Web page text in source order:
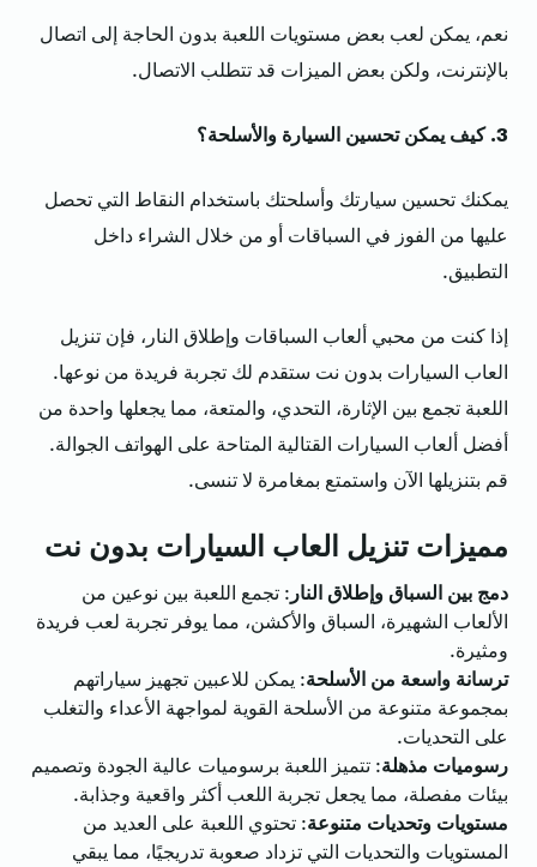
نعم، يمكن لعب بعض مستويات اللعبة بدون الحاجة إلى اتصال
بالإنترنت، ولكن بعض الميزات قد تتطلب الاتصال.
3. كيف يمكن تحسين السيارة والأسلحة؟
يمكنك تحسين سيارتك وأسلحتك باستخدام النقاط التي تحصل
عليها من الفوز في السباقات أو من خلال الشراء داخل
التطبيق.
إذا كنت من محبي ألعاب السباقات وإطلاق النار، فإن تنزيل
العاب السيارات بدون نت ستقدم لك تجربة فريدة من نوعها.
اللعبة تجمع بين الإثارة، التحدي، والمتعة، مما يجعلها واحدة من
أفضل ألعاب السيارات القتالية المتاحة على الهواتف الجوالة.
قم بتنزيلها الآن واستمتع بمغامرة لا تنسى.
مميزات تنزيل العاب السيارات بدون نت
دمج بين السباق وإطلاق النار : تجمع اللعبة بين نوعين من
الألعاب الشهيرة، السباق والأكشن، مما يوفر تجربة لعب فريدة
ومثيرة.
ترسانة واسعة من الأسلحة: يمكن للاعبين تجهيز سياراتهم
بمجموعة متنوعة من الأسلحة القوية لمواجهة الأعداء والتغلب
على التحديات.
رسوميات مذهلة: تتميز اللعبة برسوميات عالية الجودة وتصميم
بيئات مفصلة، مما يجعل تجربة اللعب أكثر واقعية وجذابة.
مستويات وتحديات متنوعة: تحتوي اللعبة على العديد من
المستويات والتحديات التي تزداد صعوبة تدريجيًا، مما يبقي